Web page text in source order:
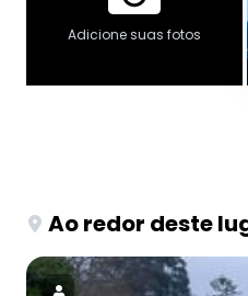
Adicione suas fotos
Ao redor deste